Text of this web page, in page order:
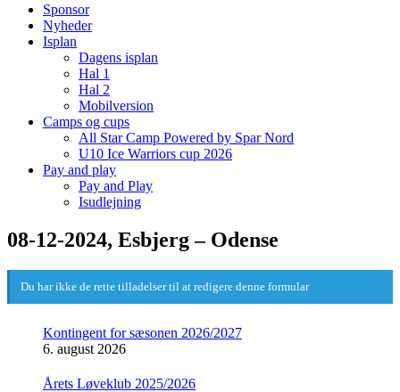
Sponsor
Nyheder
Isplan
Dagens isplan
Hal 1
Hal 2
Mobilversion
Camps og cups
All Star Camp Powered by Spar Nord
U10 Ice Warriors cup 2026
Pay and play
Pay and Play
Isudlejning
08-12-2024, Esbjerg – Odense
Du har ikke de rette tilladelser til at redigere denne formular
Kontingent for sæsonen 2026/2027
6. august 2026
Årets Løveklub 2025/2026